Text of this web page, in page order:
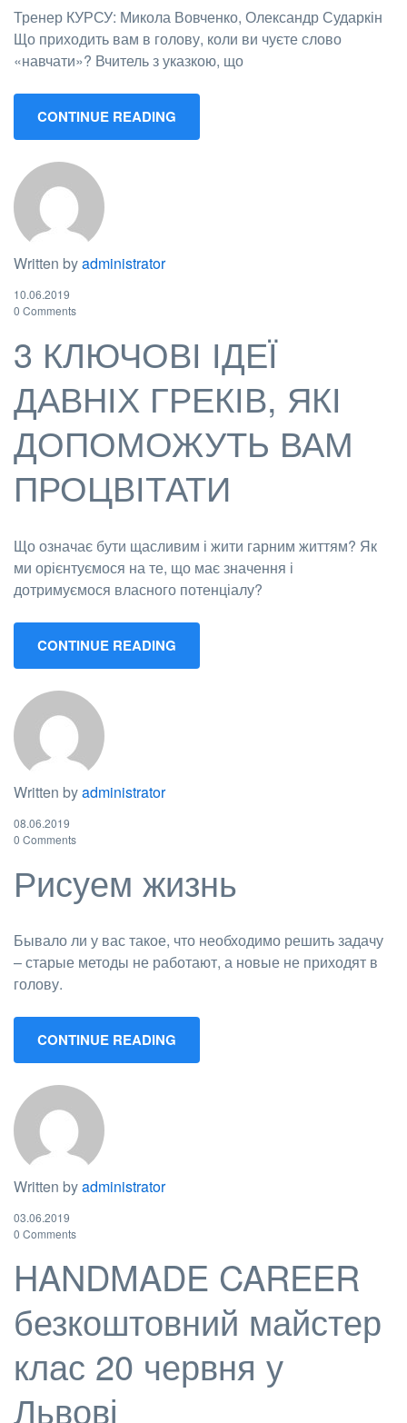
Тренер КУРСУ: Микола Вовченко, Олександр Сударкін
Що приходить вам в голову, коли ви чуєте слово
«навчати»? Вчитель з указкою, що
CONTINUE READING
Written byadministrator
10.06.2019
0 Comments
3 КЛЮЧОВІ ІДЕЇ
ДАВНІХ ГРЕКІВ, ЯКІ
ДОПОМОЖУТЬ ВАМ
ПРОЦВІТАТИ
Що означає бути щасливим і жити гарним життям? Як
ми орієнтуємося на те, що має значення і
дотримуємося власного потенціалу?
CONTINUE READING
Written byadministrator
08.06.2019
0 Comments
Рисуем жизнь
Бывало ли у вас такое, что необходимо решить задачу
– старые методы не работают, а новые не приходят в
голову.
CONTINUE READING
Written byadministrator
03.06.2019
0 Comments
HANDMADE CAREER
безкоштовний майстер
клас 20 червня у
Львові